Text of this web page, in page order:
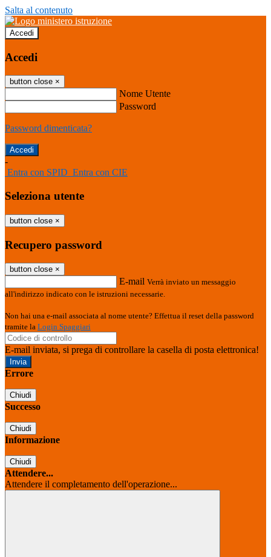
Salta al contenuto
Accedi
Accedi
button close ×
Nome Utente
Password
Password dimenticata?
-
Entra con SPID Entra con CIE
Seleziona utente
button close ×
Recupero password
button close ×
E-mail Verrà inviato un messaggio
all'indirizzo indicato con le istruzioni necessarie.
Non hai una e-mail associata al nome utente? Effettua il reset della password
tramite la Login Spaggiari
E-mail inviata, si prega di controllare la casella di posta elettronica!
Errore
Chiudi
Successo
Chiudi
Informazione
Chiudi
Attendere...
Attendere il completamento dell'operazione...